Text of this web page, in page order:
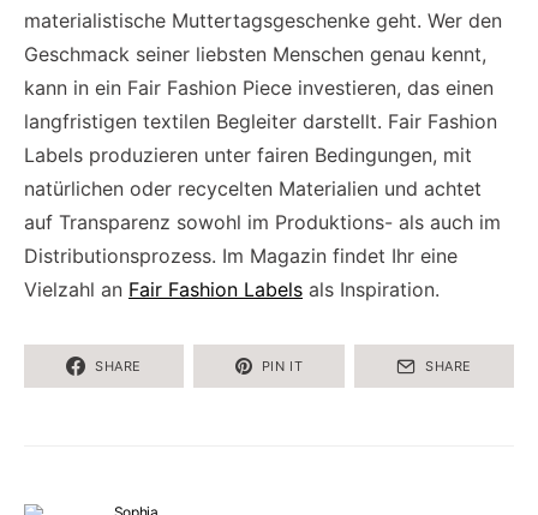
materialistische Muttertagsgeschenke geht. Wer den
Geschmack seiner liebsten Menschen genau kennt,
kann in ein Fair Fashion Piece investieren, das einen
langfristigen textilen Begleiter darstellt. Fair Fashion
Labels produzieren unter fairen Bedingungen, mit
natürlichen oder recycelten Materialien und achtet
auf Transparenz sowohl im Produktions- als auch im
Distributionsprozess. Im Magazin findet Ihr eine
Vielzahl an Fair Fashion Labels als Inspiration.
SHARE PIN IT SHARE